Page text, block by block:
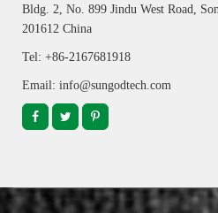
Bldg. 2, No. 899 Jindu West Road,
201612 China
Tel: +86-2167681918
Email: info@sungodtech.com